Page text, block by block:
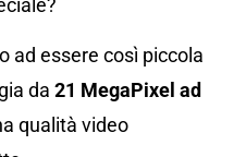
ad essere così piccola
da 21 MegaPixel ad
qualità video